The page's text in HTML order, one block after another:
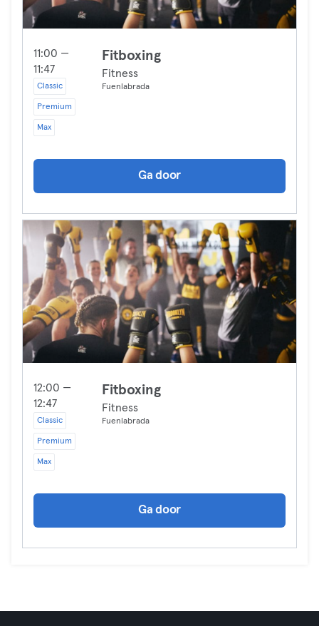
11:00 —
11:47
Classic
Premium
Max
Fitboxing
Fitness
Fuenlabrada
Ga door
12:00 —
12:47
Classic
Premium
Max
Fitboxing
Fitness
Fuenlabrada
Ga door